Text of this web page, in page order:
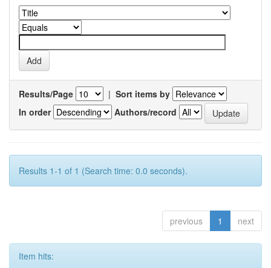
Results/Page | Sort items by
In order
Authors/record
Results 1-1 of 1 (Search time: 0.0 seconds).
previous 1 next
Item hits: